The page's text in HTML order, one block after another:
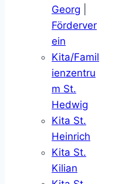
Georg
Förderver
ein
Kita/Famil
ienzentru
m St.
Hedwig
Kita St.
Heinrich
Kita St.
Kilian